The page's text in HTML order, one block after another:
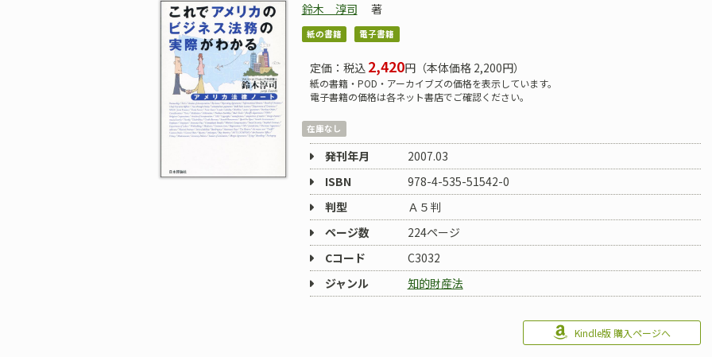
鈴木 淳司 著
紙の書籍 電子書籍
定価：税込 2,420円（本体価格 2,200円）
紙の書籍・POD・アーカイブズの価格を表示しています。
電子書籍の価格は各ネット書店でご確認ください。
在庫なし
発刊年月
2007.03
ISBN
978-4-535-51542-0
判型
Ａ５判
ページ数
224ページ
Cコード
C3032
ジャンル
知的財産法
Kindle版 購入ページへ